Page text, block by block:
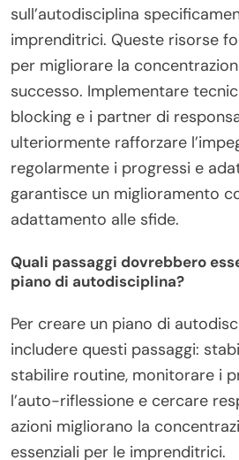
sull’autodisciplina
imprenditrici. Queste risorse
per migliorare la
successo. Implementare
blocking e i partner di
ulteriormente rafforzare
regolarmente i progressi e
garantisce un miglioramento
adattamento alle sfide.
Quali passaggi dovrebbero
piano di autodisciplina?
Per creare un piano di
includere questi passaggi:
stabilire routine, monitorare i
l’auto-riflessione e cercare
azioni migliorano la
essenziali per le imprenditrici.